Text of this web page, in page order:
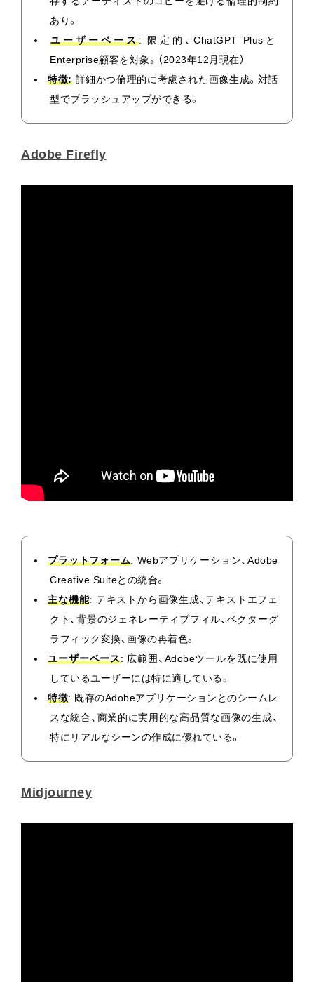
あり。
ユーザーベース: 限定的、ChatGPT Plusと
Enterprise顧客を対象。（2023年12月現在）
特徴:詳細かつ倫理的に考慮された画像生成。対話
型でブラッシュアップができる。
Adobe Firefly
プラットフォーム: Webアプリケーション、Adobe
Creative Suiteとの統合。
主な機能: テキストから画像生成、テキストエフェ
クト、背景のジェネレーティブフィル、ベクターグ
ラフィック変換、画像の再着色。
ユーザーベース: 広範囲、Adobeツールを既に使用
しているユーザーには特に適している。
特徴: 既存のAdobeアプリケーションとのシームレ
スな統合、商業的に実用的な高品質な画像の生成、
特にリアルなシーンの作成に優れている。
Midjourney